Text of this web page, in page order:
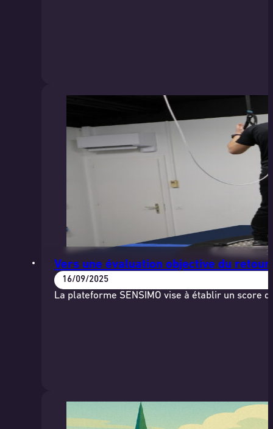
Vers une évaluation objective du
16/09/2025
La plateforme SENSIMO vise à établir un